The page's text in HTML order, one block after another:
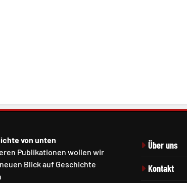
von unten
Publikationen wollen wir
Blick auf Geschichte
Über uns
Kontakt